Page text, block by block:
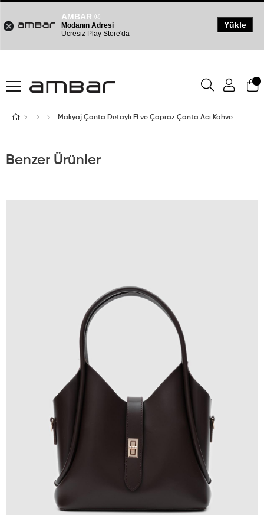
Makyaj Çanta Detaylı El ve Çapraz Çanta Acı Kahve
Benzer Ürünler
AMBAR ®
Modanın Adresi
Ücresiz Play Store'da
Yükle